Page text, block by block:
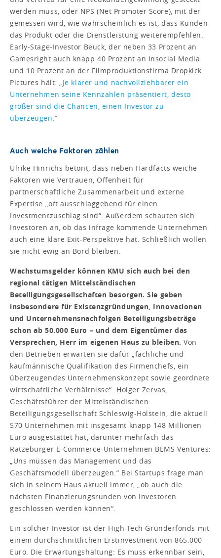
werden muss, oder NPS (Net Promoter Score), mit der
gemessen wird, wie wahrscheinlich es ist, dass Kunden
das Produkt oder die Dienstleistung weiterempfehlen.
Early-Stage-Investor Beuck, der neben 33 Prozent an
Gamesright auch knapp 40 Prozent an Insocial Media
und 10 Prozent an der Filmproduktionsfirma Dropkick
Pictures hält: „Je klarer und nachvollziehbarer ein
Unternehmen seine Kennzahlen präsentiert, desto
größer sind die Chancen, einen Investor zu
überzeugen.“
Auch weiche Faktoren zählen
Ulrike Hinrichs betont, dass neben Hardfacts weiche
Faktoren wie Vertrauen, Offenheit für
partnerschaftliche Zusammenarbeit und externe
Expertise „oft ausschlaggebend für einen
Investmentzuschlag sind“. Außerdem schauten sich
Investoren an, ob das infrage kommende Unternehmen
auch eine klare Exit-Per­spektive hat. Schließlich wollen
sie nicht ewig an Bord bleiben.
Wachstumsgelder können KMU sich auch bei den
regional tätigen Mittelständischen
Beteiligungsgesellschaften besorgen. Sie geben
insbesondere für Existenzgründungen, Innovationen
und Unternehmensnachfolgen Beteiligungsbeträge
schon ab 50.000 Euro – und dem Eigentümer das
Versprechen, Herr im eigenen Haus zu bleiben.Von
den Betrieben erwarten sie dafür „fachliche und
kaufmännische Qualifikation des Firmenchefs, ein
überzeugendes Unternehmenskonzept sowie geordnete
wirtschaftliche Verhältnisse“. Holger Zervas,
Geschäftsführer der Mittelständischen
Beteiligungsgesellschaft Schleswig-Holstein, die aktuell
570 Unternehmen mit insgesamt knapp 148 Millionen
Euro ausgestattet hat, darunter mehrfach das
Ratzeburger E-Commerce-Unternehmen BEMS Ventures:
„Uns müssen das Management und das
Geschäftsmodell überzeugen.“ Bei Startups frage man
sich in seinem Haus aktuell immer, „ob auch die
nächsten Finanzierungsrunden von Investoren
geschlossen werden können“.
Ein solcher Investor ist der High-Tech Gründerfonds mit
einem durchschnittlichen Erstinvestment von 865.000
Euro. Die Erwartungshaltung: Es muss erkennbar sein,